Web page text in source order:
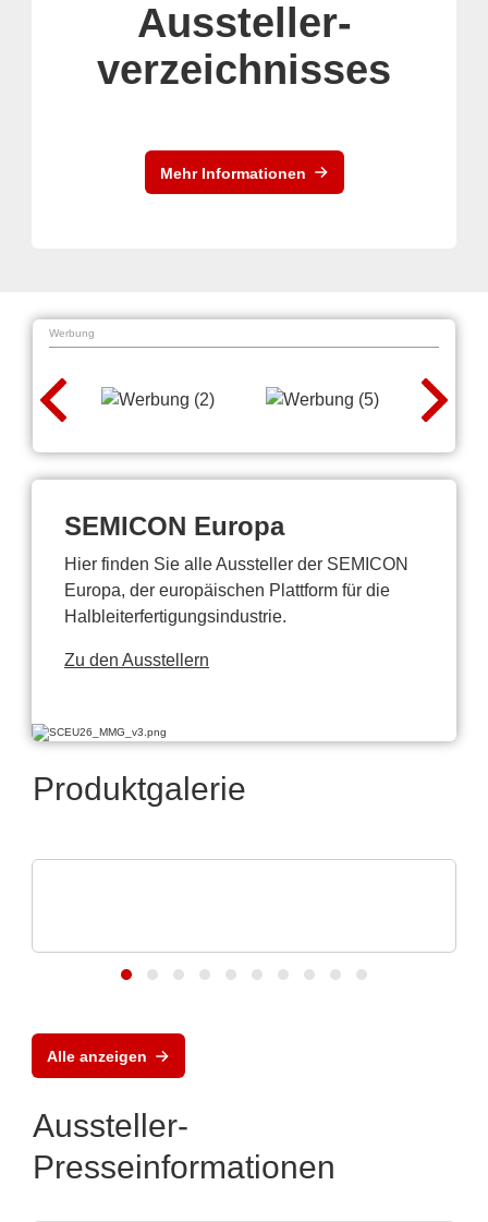
Aussteller-
verzeichnisses
Mehr Informationen
Werbung
SEMICON Europa
Hier finden Sie alle Aussteller der SEMICON
Europa, der europäischen Plattform für die
Halbleiterfertigungsindustrie.
Zu den Ausstellern
Produktgalerie
Alle anzeigen
Aussteller-
Presseinformationen